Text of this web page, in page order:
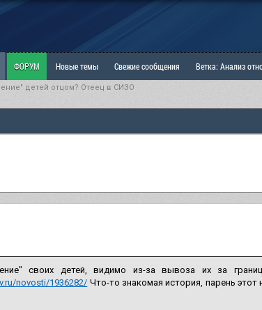
ФОРУМ Новые темы Свежие сообщения Ветка: Анализ
РАЗДЕЛ: Мы и Женщины
детей отцом? Отеец в СИЗО
своих детей, видимо из-за вывоза их за
novosti/1936282/ Что-то знакомая история, парень этот